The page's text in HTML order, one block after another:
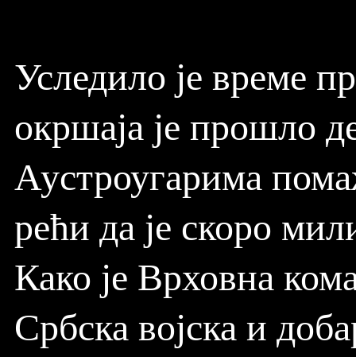
Уследило је време
окршаја је прошло
Аустроугарима
рећи да је скоро
Како је Врховна
Србска војска и